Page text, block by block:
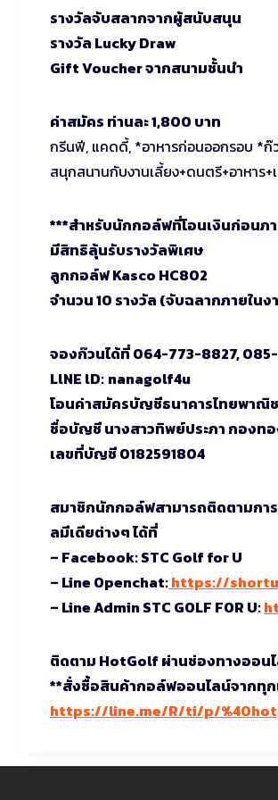
รางวัลจับสลากจากผู้สนับสนุน
รางวัล Lucky Draw
Gift Voucher จากสนามชั้นนำ
ค่าสมัคร ท่านละ 1,800 บาท
กรีนฟี, แคดดี้, *อาหารก่อนออกรอบ *ก๊
สนุกสนานกับงานเลี้ยง+ดนตรี+อาหาร+
***สำหรับนักกอล์ฟที่โอนเงินก่อนภ
มีสิทธิลุ้นรับรางวัลพิเศษ
ลูกกอล์ฟ Kasco HC802
จำนวน 10 รางวัล (จับฉลากภายในง
จองก๊วนได้ที่ 064-773-8827, 085-
LlNE lD: nanagolf4u
โอนค่าสมัครบัญชีธนาคารไทยพาณิ
ชื่อบัญชี นางสาวทิพย์ประภา กองท
เลขที่บัญชี 0182591804
สมาชิกนักกอล์ฟสามารถติดตามการแ
ลมีเดียต่างๆ ได้ที่
– Facebook: STC Golf for U
– Line Openchat:https://
– Line Admin STC GOLF FOR U:
ติดตาม HotGolf ผ่านช่องทางออน
**สั่งซื้อสินค้ากอล์ฟออนไลน์จากทุ
https://line.me/R/ti/p/